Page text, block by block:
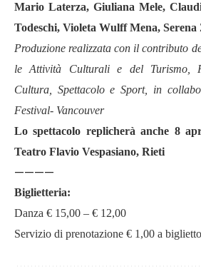
Mario Laterza, Giuliana Mele,
Todeschi, Violeta Wulff Mena, Serena
Produzione realizzata con il contributo
le Attività Culturali e del Turismo,
Cultura, Spettacolo e Sport, in
Festival- Vancouver
Lo spettacolo replicherà anche 8
Teatro Flavio Vespasiano, Rieti
————
Biglietteria:
Danza € 15,00 – € 12,00
Servizio di prenotazione € 1,00 a biglietto